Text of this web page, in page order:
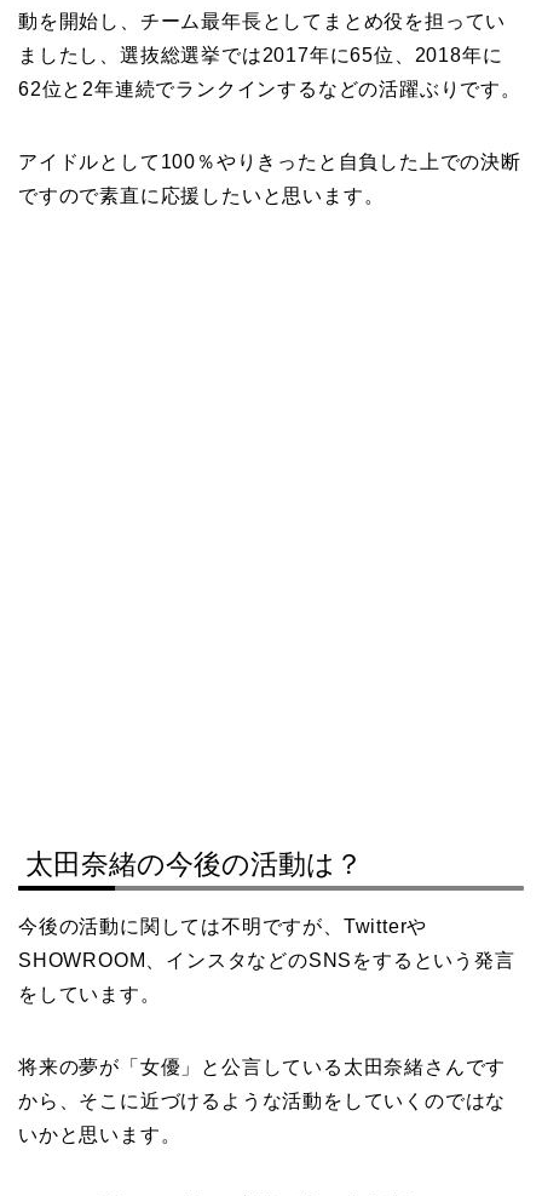
動を開始し、チーム最年長としてまとめ役を担ってい
ましたし、選抜総選挙では2017年に65位、2018年に
62位と2年連続でランクインするなどの活躍ぶりです。
アイドルとして100％やりきったと自負した上での決断
ですので素直に応援したいと思います。
太田奈緒の今後の活動は？
今後の活動に関しては不明ですが、Twitterや
SHOWROOM、インスタなどのSNSをするという発言
をしています。
将来の夢が「女優」と公言している太田奈緒さんです
から、そこに近づけるような活動をしていくのではな
いかと思います。